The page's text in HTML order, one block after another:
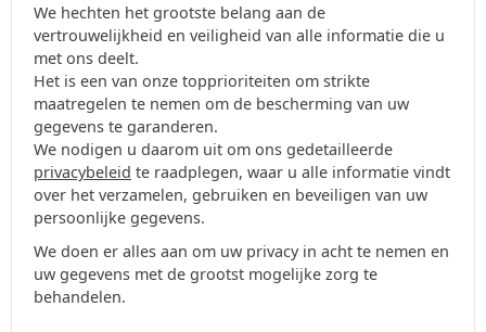
We hechten het grootste belang aan de
vertrouwelijkheid en veiligheid van alle informatie die u
met ons deelt.
Het is een van onze topprioriteiten om strikte
maatregelen te nemen om de bescherming van uw
gegevens te garanderen.
We nodigen u daarom uit om ons gedetailleerde
privacybeleid te raadplegen, waar u alle informatie vindt
over het verzamelen, gebruiken en beveiligen van uw
persoonlijke gegevens.
We doen er alles aan om uw privacy in acht te nemen en
uw gegevens met de grootst mogelijke zorg te
behandelen.